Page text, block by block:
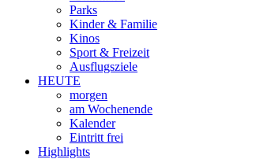
Parks
Kinder & Familie
Kinos
Sport & Freizeit
Ausflugsziele
HEUTE
morgen
am Wochenende
Kalender
Eintritt frei
Highlights